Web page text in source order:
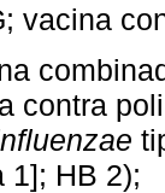
vacina
contra
1]; HB 2);